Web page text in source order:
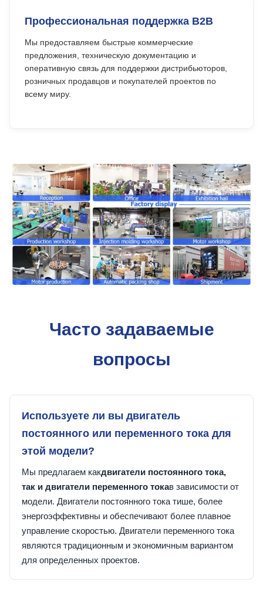
Профессиональная поддержка B2B
Мы предоставляем быстрые коммерческие
предложения, техническую документацию и
оперативную связь для поддержки дистрибьюторов,
розничных продавцов и покупателей проектов по
всему миру.
Часто задаваемые
вопросы
Используете ли вы двигатель
постоянного или переменного тока для
этой модели?
Мы предлагаем какдвигатели постоянного тока,
так и двигатели переменного токав зависимости от
модели. Двигатели постоянного тока тише, более
энергоэффективны и обеспечивают более плавное
управление скоростью. Двигатели переменного тока
являются традиционным и экономичным вариантом
для определенных проектов.